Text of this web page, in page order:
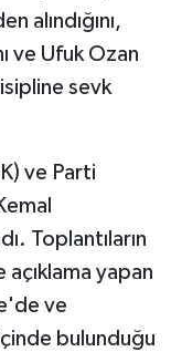
alındığını,
ve Ufuk Ozan
sevk
ve Parti
Toplantıların
yapan
ve
bulunduğu